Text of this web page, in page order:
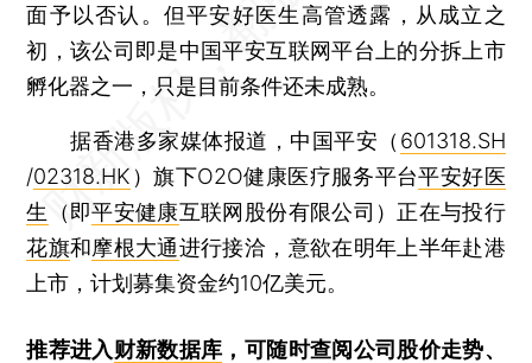
面予以否认。但平安好医生高管透露，从成立之
初，该公司即是中国平安互联网平台上的分拆上市
孵化器之一，只是目前条件还未成熟。
据香港多家媒体报道，中国平安（ 601318.SH
/02318.HK ）旗下O2O健康医疗服务平台平安好医
生
（即平安健康互联网股份有限公司）正在与投行
花旗和摩根大通进行接洽，意欲在明年上半年赴港
上市，计划募集资金约10亿美元。
推荐进入财新数据库 ，可随时查阅公司股价走势、